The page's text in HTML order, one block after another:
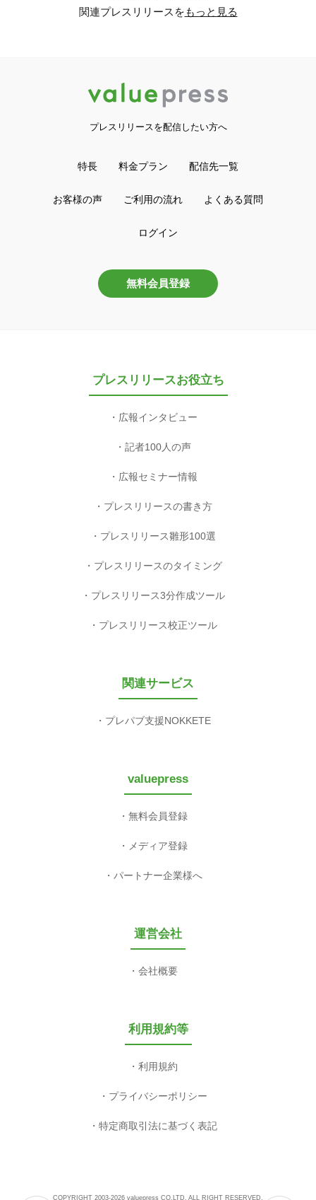
関連プレスリリースをもっと見る
プレスリリースを配信したい方へ
特長 料金プラン 配信先一覧
お客様の声 ご利用の流れ よくある質問
ログイン
無料会員登録
プレスリリースお役立ち
広報インタビュー
記者100人の声
広報セミナー情報
プレスリリースの書き方
プレスリリース雛形100選
プレスリリースのタイミング
プレスリリース3分作成ツール
プレスリリース校正ツール
関連サービス
プレパブ支援NOKKETE
valuepress
無料会員登録
メディア登録
パートナー企業様へ
運営会社
会社概要
利用規約等
利用規約
プライバシーポリシー
特定商取引法に基づく表記
COPYRIGHT 2003-2026 valuepress CO,LTD. ALL RIGHT RESERVED.